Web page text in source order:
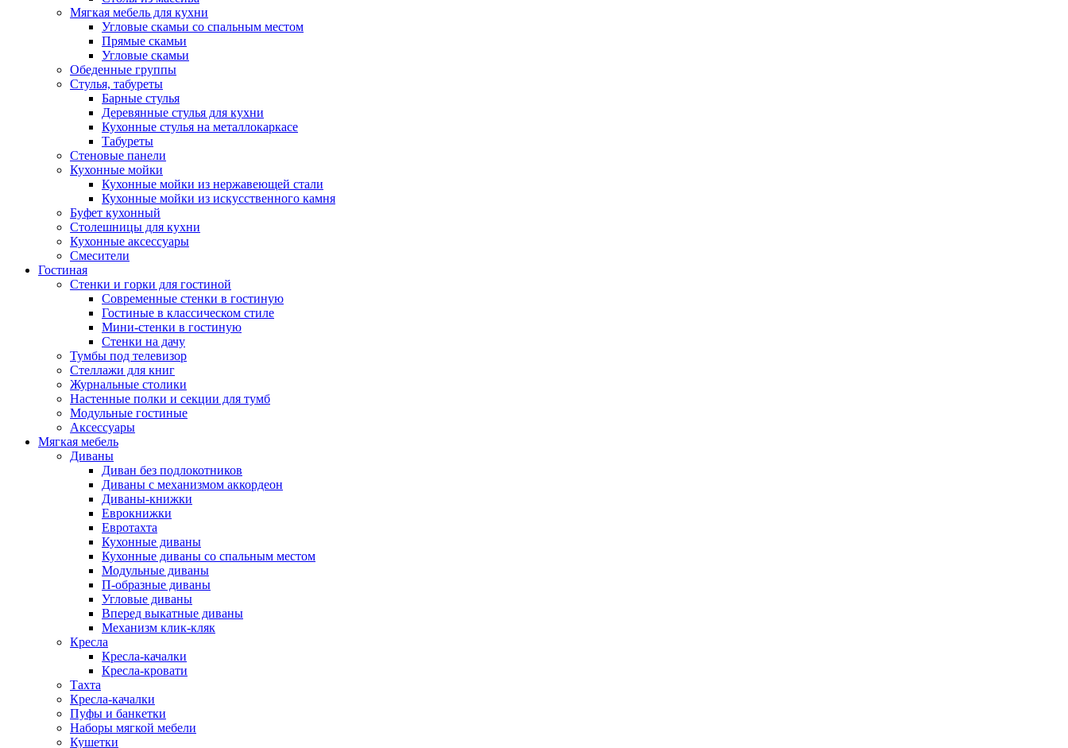
Мягкая мебель для кухни
Угловые скамьи со спальным местом
Прямые скамьи
Угловые скамьи
Обеденные группы
Стулья, табуреты
Барные стулья
Деревянные стулья для кухни
Кухонные стулья на металлокаркасе
Табуреты
Стеновые панели
Кухонные мойки
Кухонные мойки из нержавеющей стали
Кухонные мойки из искусственного камня
Буфет кухонный
Столешницы для кухни
Кухонные аксессуары
Смесители
Гостиная
Стенки и горки для гостиной
Современные стенки в гостиную
Гостиные в классическом стиле
Мини-стенки в гостиную
Стенки на дачу
Тумбы под телевизор
Стеллажи для книг
Журнальные столики
Настенные полки и секции для тумб
Модульные гостиные
Аксессуары
Мягкая мебель
Диваны
Диван без подлокотников
Диваны с механизмом аккордеон
Диваны-книжки
Еврокнижки
Евротахта
Кухонные диваны
Кухонные диваны со спальным местом
Модульные диваны
П-образные диваны
Угловые диваны
Вперед выкатные диваны
Механизм клик-кляк
Кресла
Кресла-качалки
Кресла-кровати
Тахта
Кресла-качалки
Пуфы и банкетки
Наборы мягкой мебели
Кушетки